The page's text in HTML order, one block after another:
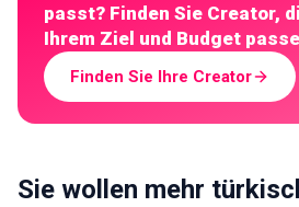
passt? Finden Sie Creator,
Ihrem Ziel und Budget
Finden Sie Ihre Creator
Sie wollen mehr